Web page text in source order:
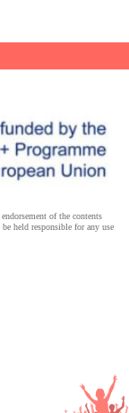
of the contents
held responsible for any use